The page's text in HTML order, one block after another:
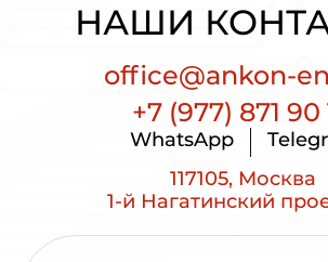
НАШИ
office@ankon-
+7 (977) 871 90
WhatsApp
117105, Москва
1-й Нагатинский